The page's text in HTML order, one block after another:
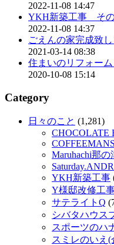
2022-11-08 14:47
YKH新築工事 そ
2022-11-08 14:37
ごえんの家完成致し
2021-03-14 08:38
住まいのリフォー
2020-10-08 15:14
Category
日々のこと (1,281)
CHOCOLATE
Maruhachi那
YKH新築工事
Y様邸改修工
サテライトQ
シバタハウス
スポーツのハ
スミレのいえ(